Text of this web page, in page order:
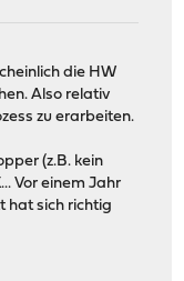
die HW
Also relativ
zu erarbeiten.
(z.B. kein
Vor einem Jahr
hat sich richtig